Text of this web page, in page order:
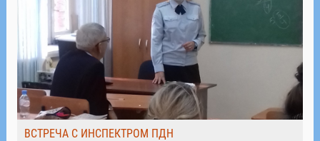
ВСТРЕЧА С ИНСПЕКТРОМ ПДН